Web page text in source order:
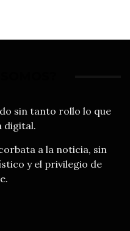
sin tanto rollo lo que
digital.
a la noticia, sin
y el privilegio de